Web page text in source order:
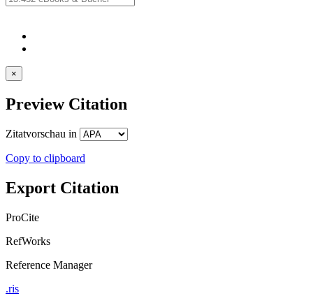
×
Preview Citation
Zitatvorschau in
Copy to clipboard
Export Citation
ProCite
RefWorks
Reference Manager
.ris